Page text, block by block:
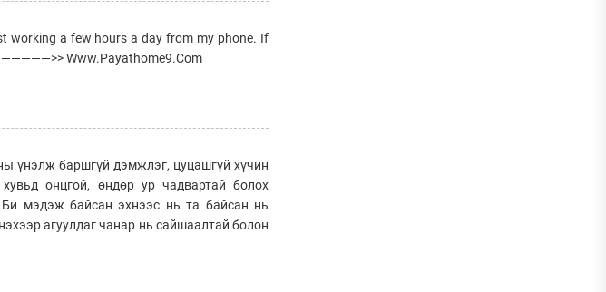
working a few hours a day from my phone. If
Www.Payathome9.Com
үнэлж баршгүй дэмжлэг, цуцашгүй хүчин
онцгой, өндөр ур чадвартай болох
Би мэдэж байсан эхнээс нь та байсан нь
агуулдаг чанар нь сайшаалтай болон